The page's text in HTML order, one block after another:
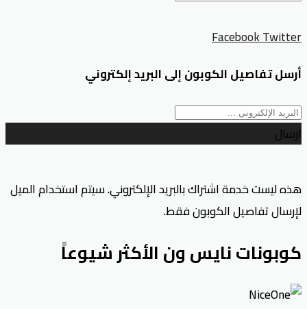
FacebookTwitter
أرسل تفاصيل الكوبون إلى البريد إلكتروني
ارسال
هذه ليست خدمة اشتراك بالبريد الإلكتروني. سيتم استخدام الميل
لإرسال تفاصيل الكوبون فقط.
كوبونات نايس ون الأكثر شيوعاً